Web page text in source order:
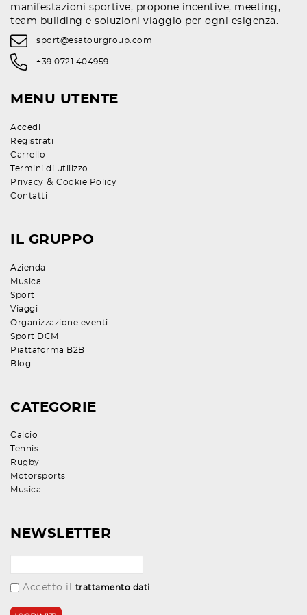
manifestazioni sportive, propone incentive, meeting,
team building e soluzioni viaggio per ogni esigenza.
sport@esatourgroup.com
+39 0721 404959
MENU UTENTE
Accedi
Registrati
Carrello
Termini di utilizzo
Privacy & Cookie Policy
Contatti
IL GRUPPO
Azienda
Musica
Sport
Viaggi
Organizzazione eventi
Sport DCM
Piattaforma B2B
Blog
CATEGORIE
Calcio
Tennis
Rugby
Motorsports
Musica
NEWSLETTER
Accetto il trattamento dati